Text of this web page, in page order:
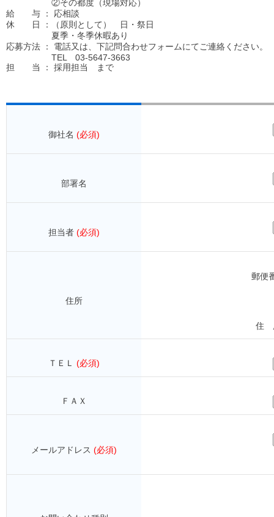
②その都度（現場対応）
給 与 ： 応相談
休 日 ：（原則として） 日・祭日
夏季・冬季休暇あり
応募方法 ： 電話又は、下記問合わせフォームにてご連絡ください。
TEL 03-5647-3663
担 当 ： 採用担当 まで
御社名 (必須)
部署名
担当者 (必須)
住所
郵便
住
ＴＥＬ (必須)
ＦＡＸ
メールアドレス (必須)